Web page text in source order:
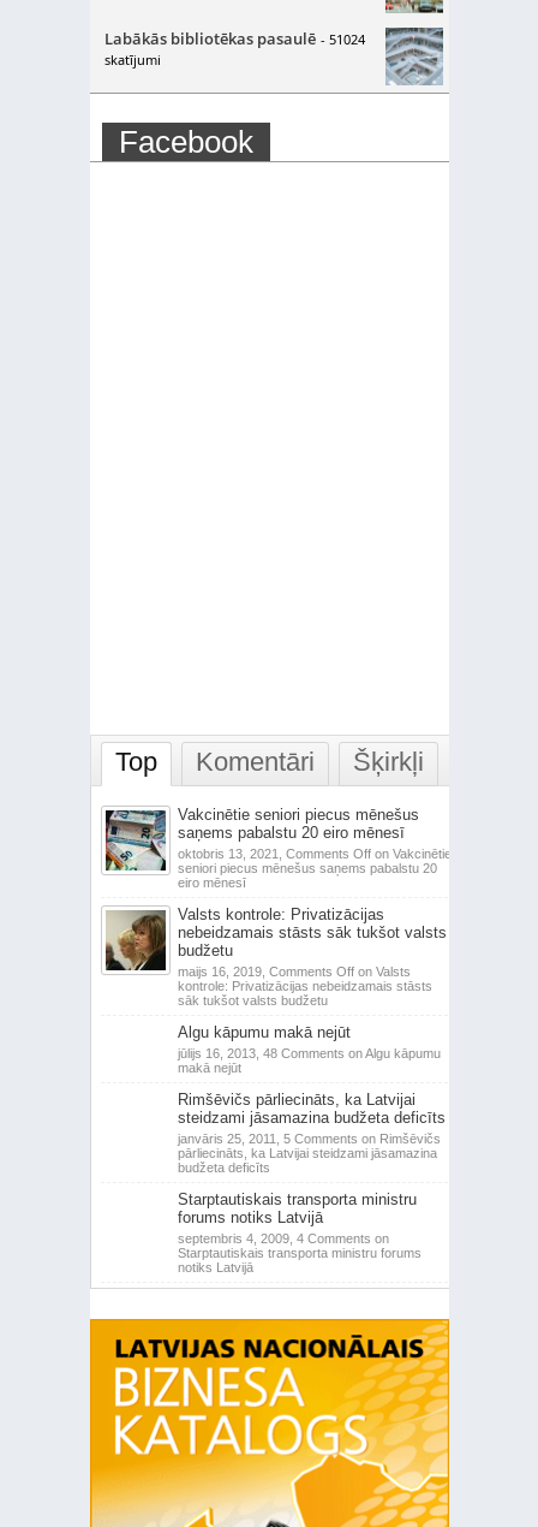
Labākās bibliotēkas pasaulē - 51024
skatījumi
Facebook
Top Komentāri Šķirkļi
Vakcinētie seniori piecus mēnešus
saņems pabalstu 20 eiro mēnesī
oktobris 13, 2021, Comments Offon Vakcinētie
seniori piecus mēnešus saņems pabalstu 20
eiro mēnesī
Valsts kontrole: Privatizācijas
nebeidzamais stāsts sāk tukšot valsts
budžetu
maijs 16, 2019, Comments Offon Valsts
kontrole: Privatizācijas nebeidzamais stāsts
sāk tukšot valsts budžetu
Algu kāpumu makā nejūt
jūlijs 16, 2013, 48 Comments on Algu kāpumu
makā nejūt
Rimšēvičs pārliecināts, ka Latvijai
steidzami jāsamazina budžeta deficīts
janvāris 25, 2011, 5 Comments on Rimšēvičs
pārliecināts, ka Latvijai steidzami jāsamazina
budžeta deficīts
Starptautiskais transporta ministru
forums notiks Latvijā
septembris 4, 2009, 4 Comments on
Starptautiskais transporta ministru forums
notiks Latvijā